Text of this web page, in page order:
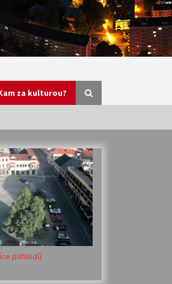
za kulturou?
ploty
pohledů